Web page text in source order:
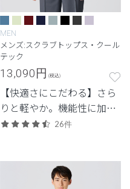
MEN
メンズ:スクラブトップス・クール
テック
13,090円 (税込)
【快適さにこだわる】さら
りと軽やか。機能性に加
え、見た目のスマートさも
26件